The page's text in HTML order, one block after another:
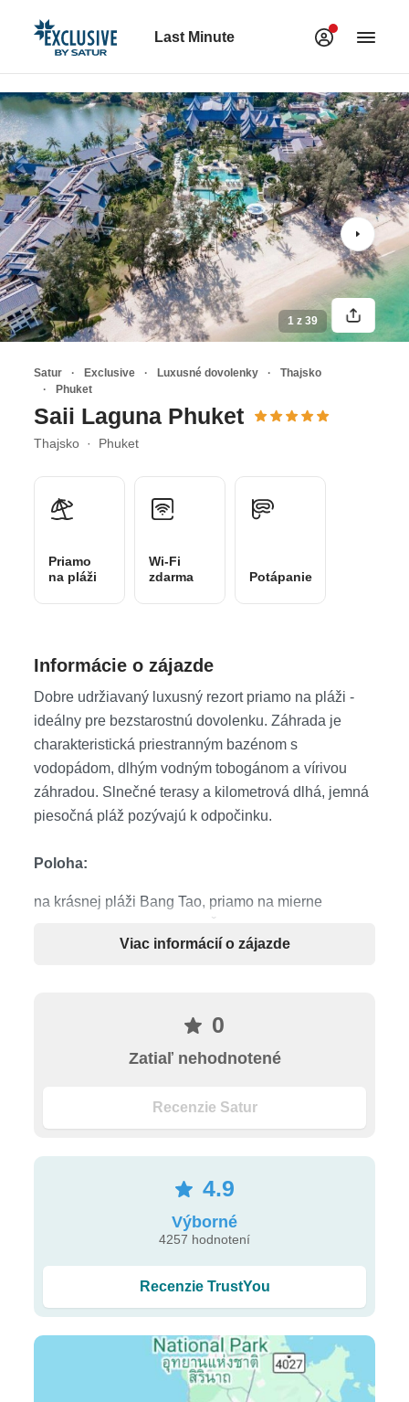
Last Minute
Satur Exclusive Luxusné dovolenky
Thajsko
Phuket
Saii Laguna Phuket
Thajsko · Phuket
1 z 39
Priamo
na pláži
Wi-Fi
zdarma
Potápanie
Informácie o zájazde
Dobre udržiavaný luxusný rezort priamo na pláži -
ideálny pre bezstarostnú dovolenku. Záhrada je
charakteristická priestranným bazénom s
vodopádom, dlhým vodným tobogánom a vírivou
záhradou. Slnečné terasy a kilometrová dlhá, jemná
piesočná pláž pozývajú k odpočinku.
Poloha:
na krásnej pláži Bang Tao, priamo na mierne
Centrum mesta Phuket cca. 24 km, čas jazdy:
cca. 25 minút
Recepcia, možná výmena peňazí, výťah
Bazén "Hlavný bazén": vonkajšie, sladkovodné,
Viac informácií o zájazde
0
Zatiaľ nehodnotené
Recenzie Satur
4.9
Výborné
4257 hodnotení
Recenzie TrustYou